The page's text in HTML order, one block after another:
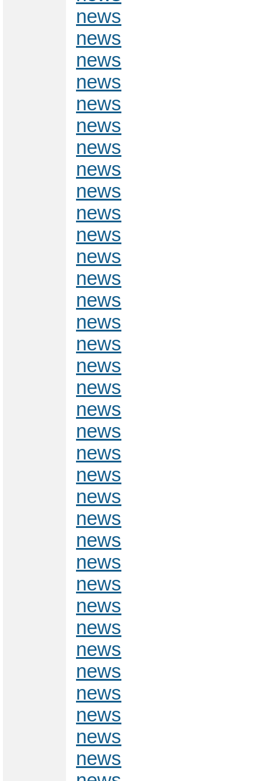
news
news
news
news
news
news
news
news
news
news
news
news
news
news
news
news
news
news
news
news
news
news
news
news
news
news
news
news
news
news
news
news
news
news
news